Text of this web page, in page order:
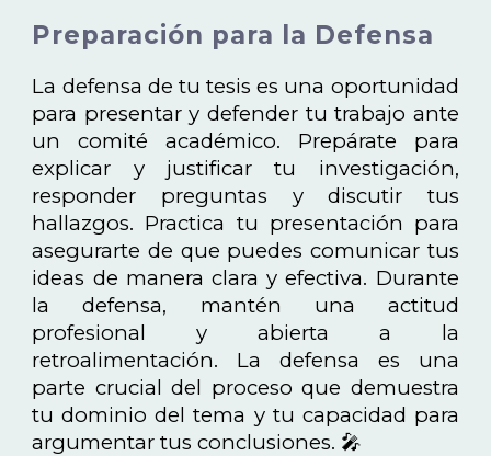
Preparación para la Defensa
La defensa de tu tesis es una oportunidad
para presentar y defender tu trabajo ante
un comité académico. Prepárate para
explicar y justificar tu investigación,
responder preguntas y discutir tus
hallazgos. Practica tu presentación para
asegurarte de que puedes comunicar tus
ideas de manera clara y efectiva. Durante
la defensa, mantén una actitud
profesional y abierta a la
retroalimentación. La defensa es una
parte crucial del proceso que demuestra
tu dominio del tema y tu capacidad para
argumentar tus conclusiones. 🎤